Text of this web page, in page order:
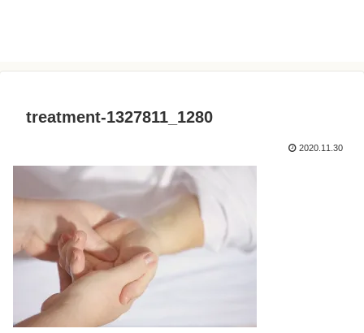
treatment-1327811_1280
2020.11.30